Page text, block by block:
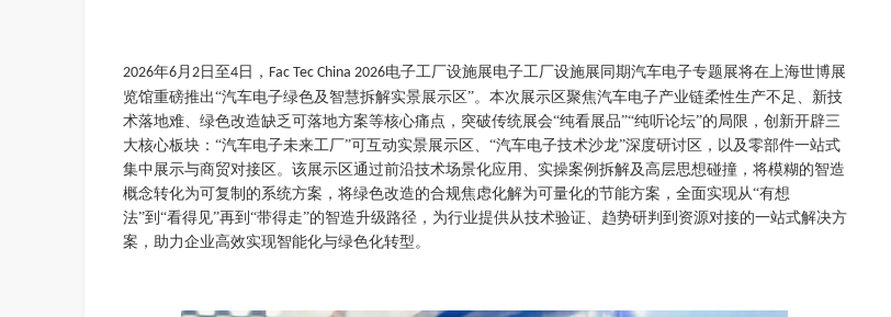
2026年6月 2 日至4 日， Fac Tec China 2026电子工厂设施展电子工厂设施展同期汽车电子专题展将在上海世博展
览馆重磅推出“汽车电子绿色及智慧拆解实景展示区”。本次展示区聚焦汽车电子产业链柔性生产不足、新技
术落地难、绿色改造缺乏可落地方案等核心痛点，突破传统展会“纯看展品”“纯听论坛”的局限，创新开辟三
大核心板块：“汽车电子未来工厂”可互动实景展示区、“汽车电子技术沙龙”深度研讨区，以及零部件一站式
集中展示与商贸对接区。该展示区通过前沿技术场景化应用、实操案例拆解及高层思想碰撞，将模糊的智造
概念转化为可复制的系统方案，将绿色改造的合规焦虑化解为可量化的节能方案，全面实现从“有想
法”到“看得见”再到“带得走”的智造升级路径，为行业提供从技术验证、趋势研判到资源对接的一站式解决方
案，助力企业高效实现智能化与绿色化转型。